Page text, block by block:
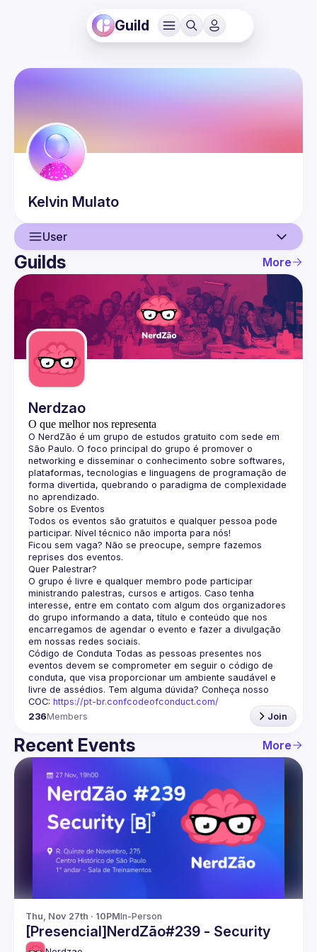
Guild
Kelvin Mulato
User
User
Events
Guilds
Guilds More
Nerdzao
O que melhor nos representa
O NerdZão é um grupo de estudos gratuito com sede em
São Paulo. O foco principal do grupo é promover o
networking e disseminar o conhecimento sobre softwares,
plataformas, tecnologias e linguagens de programação de
forma divertida, quebrando o paradigma de complexidade
no aprendizado.
Sobre os Eventos
Todos os eventos são gratuitos e qualquer pessoa pode
participar. Nível técnico não importa para nós!
Ficou sem vaga? Não se preocupe, sempre fazemos
reprises dos eventos.
Quer Palestrar?
O grupo é livre e qualquer membro pode participar
ministrando palestras, cursos e artigos. Caso tenha
interesse, entre em contato com algum dos organizadores
do grupo informando a data, título e conteúdo que nos
encarregamos de agendar o evento e fazer a divulgação
em nossas redes sociais.
Código de Conduta Todas as pessoas presentes nos
eventos devem se comprometer em seguir o código de
conduta, que visa proporcionar um ambiente saudável e
livre de assédios. Tem alguma dúvida? Conheça nosso
COC: https://pt-br.confcodeofconduct.com/
236Members Join
Recent Events More
Thu, Nov 27th · 10PMIn-Person
[Presencial]NerdZão#239 - Security